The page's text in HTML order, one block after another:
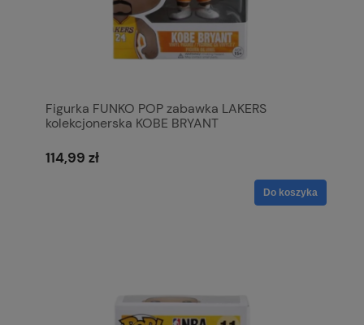
Figurka FUNKO POP zabawka LAKERS
kolekcjonerska KOBE BRYANT
114,99 zł
Do koszyka